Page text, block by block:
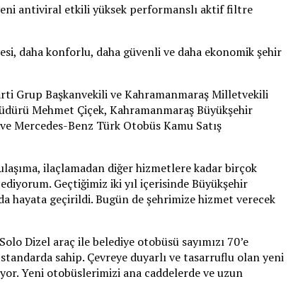
yeni antiviral etkili yüksek performanslı aktif filtre
daha konforlu, daha güvenli ve daha ekonomik şehir
Grup Başkanvekili ve Kahramanmaraş Milletvekili
Mehmet Çiçek, Kahramanmaraş Büyükşehir
Mercedes-Benz Türk Otobüs Kamu Satış
ilaçlamadan diğer hizmetlere kadar birçok
Geçtiğimiz iki yıl içerisinde Büyükşehir
hayata geçirildi. Bugün de şehrimize hizmet verecek
Dizel araç ile belediye otobüsü sayımızı 70’e
sahip. Çevreye duyarlı ve tasarruflu olan yeni
Yeni otobüslerimizi ana caddelerde ve uzun